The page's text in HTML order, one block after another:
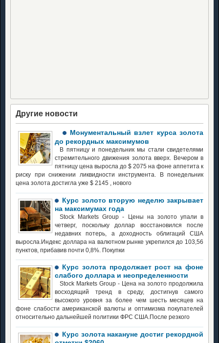
Другие новости
Монументальный взлет курса золота
до рекордных максимумов
В пятницу и понедельник мы стали свидетелями
стремительного движения золота вверх. Вечером в
пятницу цена выросла до $ 2075 на фоне аппетита к
риску при снижении ликвидности инструмента. В понедельник
цена золота достигла уже $ 2145 , нового
Курс золото вторую неделю закрывает
на максимумах года
Stock Markets Group - Цены на золото упали в
четверг, поскольку доллар восстановился после
недавних потерь, а доходность облигаций США
выросла.Индекс доллара на валютном рынке укрепился до 103,56
пунктов, прибавив почти 0,8%. Покупки
Курс золота продолжает рост на фоне
слабого доллара и неопределенности
Stock Markets Group - Цена на золото продолжила
восходящий тренд в среду, достигнув самого
высокого уровня за более чем шесть месяцев на
фоне слабости американской валюты и оптимизма покупателей
относительно дальнейшей политики ФРС США.После резкого
Курс золота накануне достиг рекордной